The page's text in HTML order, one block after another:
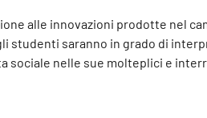
alle innovazioni prodotte nel
studenti saranno in grado di
sociale nelle sue molteplici e